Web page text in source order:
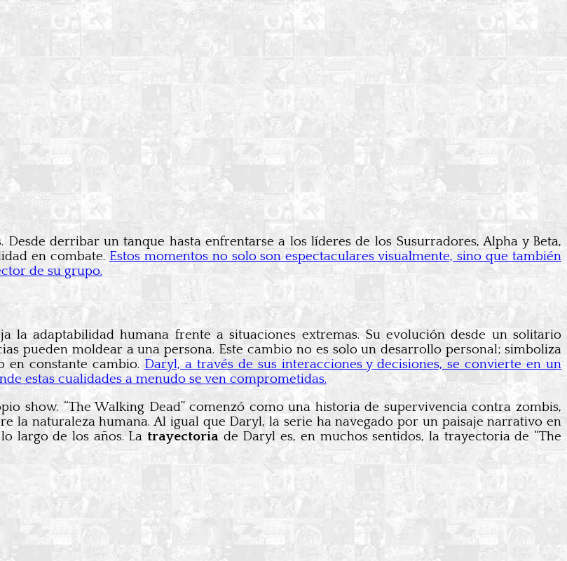
derribar un tanque hasta enfrentarse a los líderes de los Susurradores, Alpha y Beta,
en combate. Estos momentos no solo son espectaculares visualmente, sino que también
de su grupo.
la adaptabilidad humana frente a situaciones extremas. Su evolución desde un solitario
pueden moldear a una persona. Este cambio no es solo un desarrollo personal; simboliza
constante cambio. Daryl, a través de sus interacciones y decisiones, se convierte en un
estas cualidades a menudo se ven comprometidas.
show. “The Walking Dead” comenzó como una historia de supervivencia contra zombis,
la naturaleza humana. Al igual que Daryl, la serie ha navegado por un paisaje narrativo en
largo de los años. La trayectoria de Daryl es, en muchos sentidos, la trayectoria de “The